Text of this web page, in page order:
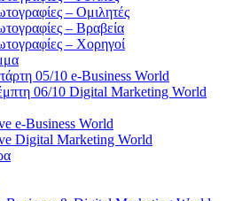
– Ομιλητές
– Βραβεία
– Χορηγοί
05/10 e-Business World
06/10 Digital Marketing World
e-Business World
Digital Marketing World